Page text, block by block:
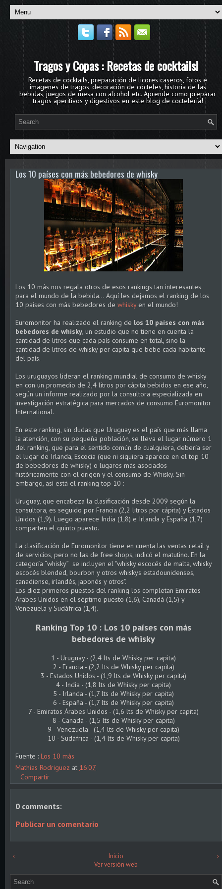
Tragos y Copas : Recetas de cocktails!
Recetas de cocktails, preparación de licores caseros, fotos e
imagenes de tragos, decoración de cócteles, historia de las
bebidas, juegos de mesa con alcohol etc. Aprende como preparar
tragos aperitivos y digestivos en este blog de coctelería!
Los 10 países con más bebedores de whisky
Los 10 más nos regala otros de esos rankings tan interesantes
para el mundo de la bebida... Aquí les dejamos el ranking de los
10 países con más bebedores de whiskyen el mundo!
Euromonitor ha realizado el ranking de los 10 países con más
bebedores de whisky, un estudio que no tiene en cuenta la
cantidad de litros que cada país consume en total, sino la
cantidad de litros de whisky per capita que bebe cada habitante
del país.
Los uruguayos lideran el ranking mundial de consumo de whisky
en con un promedio de 2,4 litros por cápita bebidos en ese año,
según un informe realizado por la consultora especializada en
investigación estratégica para mercados de consumo Euromonitor
International.
En este ranking, sin dudas que Uruguay es el país que más llama
la atención, con su pequeña población, se lleva el lugar número 1
del ranking, que para el sentido común de cualquiera, debería ser
el lugar de Irlanda, Escocia (que ni siquiera aparece en el top 10
de bebedores de whisky) o lugares más asociados
históricamente con el origen y el consumo de Whisky. Sin
embargo, así está el ranking top 10 :
Uruguay, que encabeza la clasificación desde 2009 según la
consultora, es seguido por Francia (2,2 litros por cápita) y Estados
Unidos (1,9). Luego aparece India (1,8) e Irlanda y España (1,7)
comparten el quinto puesto.
La clasificación de Euromonitor tiene en cuenta las ventas retail y
de servicios, pero no las de free shops, indicó el matutino. En la
categoría “whisky” se incluyen el "whisky escocés de malta, whisky
escocés blended, bourbon y otros whiskys estadounidenses,
canadiense, irlandés, japonés y otros".
Los diez primeros puestos del ranking los completan Emiratos
Árabes Unidos en el séptimo puesto (1,6), Canadá (1,5) y
Venezuela y Sudáfrica (1,4).
Ranking Top 10 : Los 10 países con más
bebedores de whisky
1 - Uruguay - (2,4 lts de Whisky per capita)
2 - Francia - (2,2 lts de Whisky per capita)
3 - Estados Unidos - (1,9 lts de Whisky per capita)
4 - India - (1,8 lts de Whisky per capita)
5 - Irlanda - (1,7 lts de Whisky per capita)
6 - España - (1,7 lts de Whisky per capita)
7 - Emiratos Árabes Unidos - (1,6 lts de Whisky per capita)
8 - Canadá - (1,5 lts de Whisky per capita)
9 - Venezuela - (1,4 lts de Whisky per capita)
10 - Sudáfrica - (1,4 lts de Whisky per capita)
Fuente : Los 10 más
Mathias Rodriguez at 16:07
Compartir
0 comments:
Publicar un comentario
‹ ›
Inicio
Ver versión web